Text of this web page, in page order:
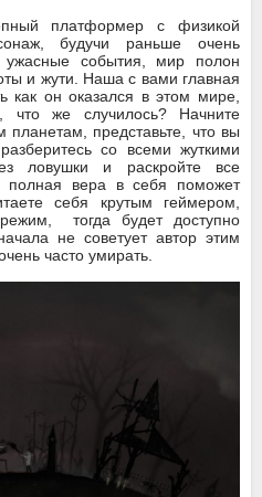
платформер с физикой
будучи раньше очень
ужасные события, мир полон
и жути. Наша с вами главная
как он оказался в этом мире,
же случилось? Начните
представьте, что вы
со всеми жуткими
ловушки и раскройте все
полная вера в себя поможет
себя крутым геймером,
тогда будет доступно
не советует автор этим
часто умирать.